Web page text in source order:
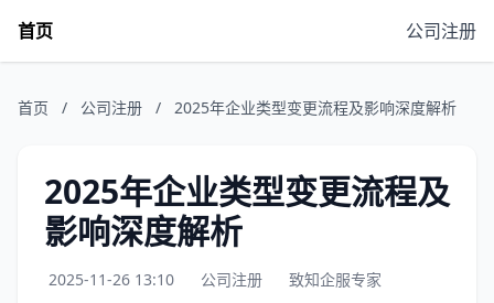
首页 公司注册
首页 / 公司注册 / 2025年企业类型变更流程及影响深度解析
2025年企业类型变更流程及
影响深度解析
2025-11-26 13:10 公司注册 致知企服专家